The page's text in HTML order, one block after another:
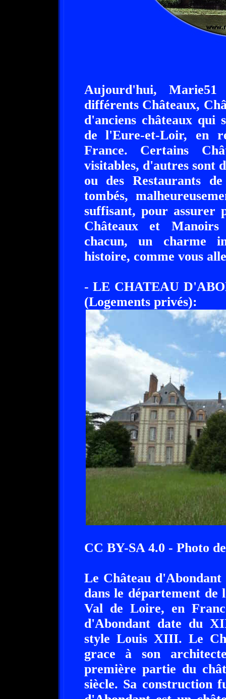
Aujourd'hui,
différents Châteaux,
d'anciens châteaux qui
de l'Eure-et-Loir, en
France. Certains
visitables, d'autres sont
ou des Restaurants
tombés,
suffisant, pour assurer
Châteaux et Manoirs
chacun, un charme
histoire, comme vous
- LE CHATEAU
(Logements privés):
CC BY-SA 4.0 - Photo
Le Château
dans le département
Val de Loire, en
d'Abondant date du
style Louis XIII. Le
grace à son
première partie du
siècle. Sa construction